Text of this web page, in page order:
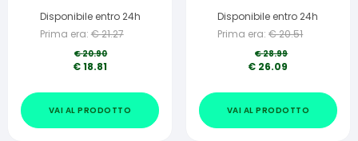
Disponibile entro 24h
Prima era: €21.27
€20.90
€18.81
VAI AL PRODOTTO
Disponibile entro 24h
Prima era: €20.51
€28.99
€ 26.09
VAI AL PRODOTTO